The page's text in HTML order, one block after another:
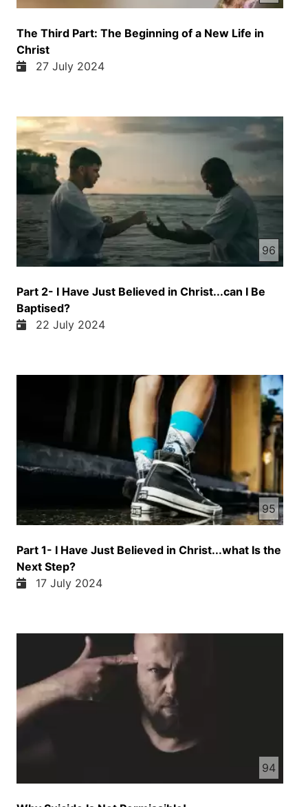
The Third Part: The Beginning of a New Life in
Christ
27 July 2024
96
Part 2- I Have Just Believed in Christ...can I Be
Baptised?
22 July 2024
95
Part 1- I Have Just Believed in Christ...what Is the
Next Step?
17 July 2024
94